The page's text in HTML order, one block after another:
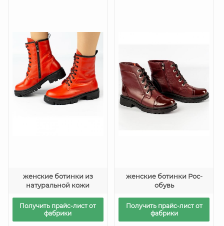
женские ботинки из
натуральной кожи
Получить прайс-лист от
фабрики
женские ботинки Рос-
обувь
Получить прайс-лист от
фабрики